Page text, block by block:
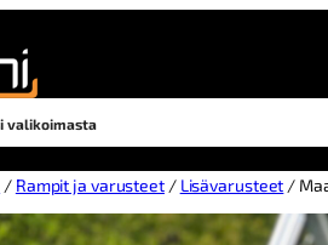
/ Rampit ja varusteet/ Lisävarusteet /